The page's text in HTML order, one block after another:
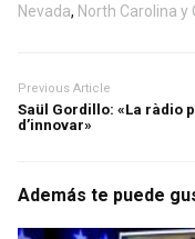
Nevada, North Carolina y
Previous Article
Saül Gordillo: «La ràdio
d’innovar»
Además te puede